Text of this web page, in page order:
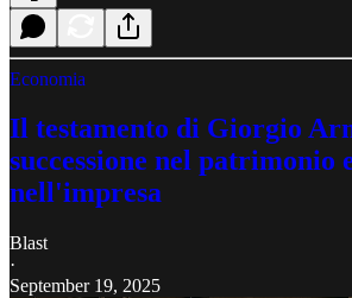
Economia
Il testamento di Giorgio
successione nel patrimonio
nell'impresa
Blast
·
September 19, 2025